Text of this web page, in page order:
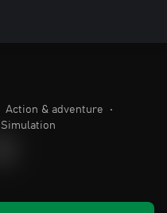
Action & adventure
•
Simulation